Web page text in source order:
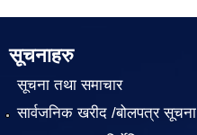
सूचनाहरु
सूचना तथा समाचार
सार्वजनिक खरीद /बोलपत्र सूचना